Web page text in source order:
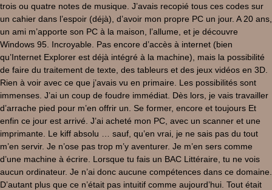
trois ou quatre notes de musique. J’avais recopié tous ces codes sur
un cahier dans l’espoir (déjà), d’avoir mon propre PC un jour. A 20 ans,
un ami m’apporte son PC à la maison, l’allume, et je découvre
Windows 95. Incroyable. Pas encore d’accès à internet (bien
qu’Internet Explorer est déjà intégré à la machine), mais la possibilité
de faire du traitement de texte, des tableurs et des jeux vidéos en 3D.
Rien à voir avec ce que j’avais vu en primaire. Les possibilités sont
immenses. J’ai un coup de foudre immédiat. Dès lors, je vais travailler
d’arrache pied pour m’en offrir un. Se former, encore et toujours Et
enfin ce jour est arrivé. J’ai acheté mon PC, avec un scanner et une
imprimante. Le kiff absolu … sauf, qu’en vrai, je ne sais pas du tout
m’en servir. Je n’ose pas trop m’y aventurer. Je m’en sers comme
d’une machine à écrire. Lorsque tu fais un BAC Littéraire, tu ne vois
aucun ordinateur. Je n’ai donc aucune compétences dans ce domaine.
D’autant plus que ce n’était pas intuitif comme aujourd’hui. Tout était